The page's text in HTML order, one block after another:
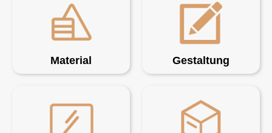
Material Gestaltung